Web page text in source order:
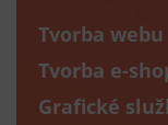
Tvorba webu
Tvorba e-
Grafické